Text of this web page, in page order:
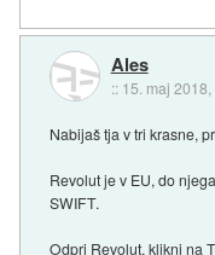
Ales
:: 15. maj 2018,
Nabijaš tja v tri krasne,
Revolut je v EU, do
SWIFT.
Odpri Revolut, klikni na